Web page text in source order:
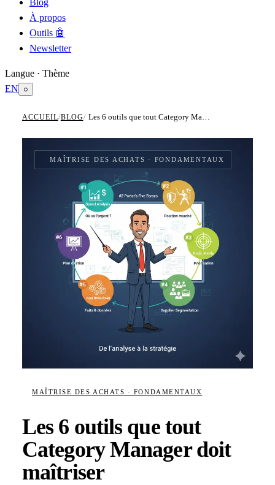
Blog
À propos
Outils 🤖
Newsletter
Langue · Thème
EN
○
ACCUEIL/BLOG/ Les 6 outils que tout Category Manager doit maîtriser
MAÎTRISE DES ACHATS · FONDAMENTAUX
MAÎTRISE DES ACHATS · FONDAMENTAUX
Les 6 outils que tout
Category Manager doit
maîtriser